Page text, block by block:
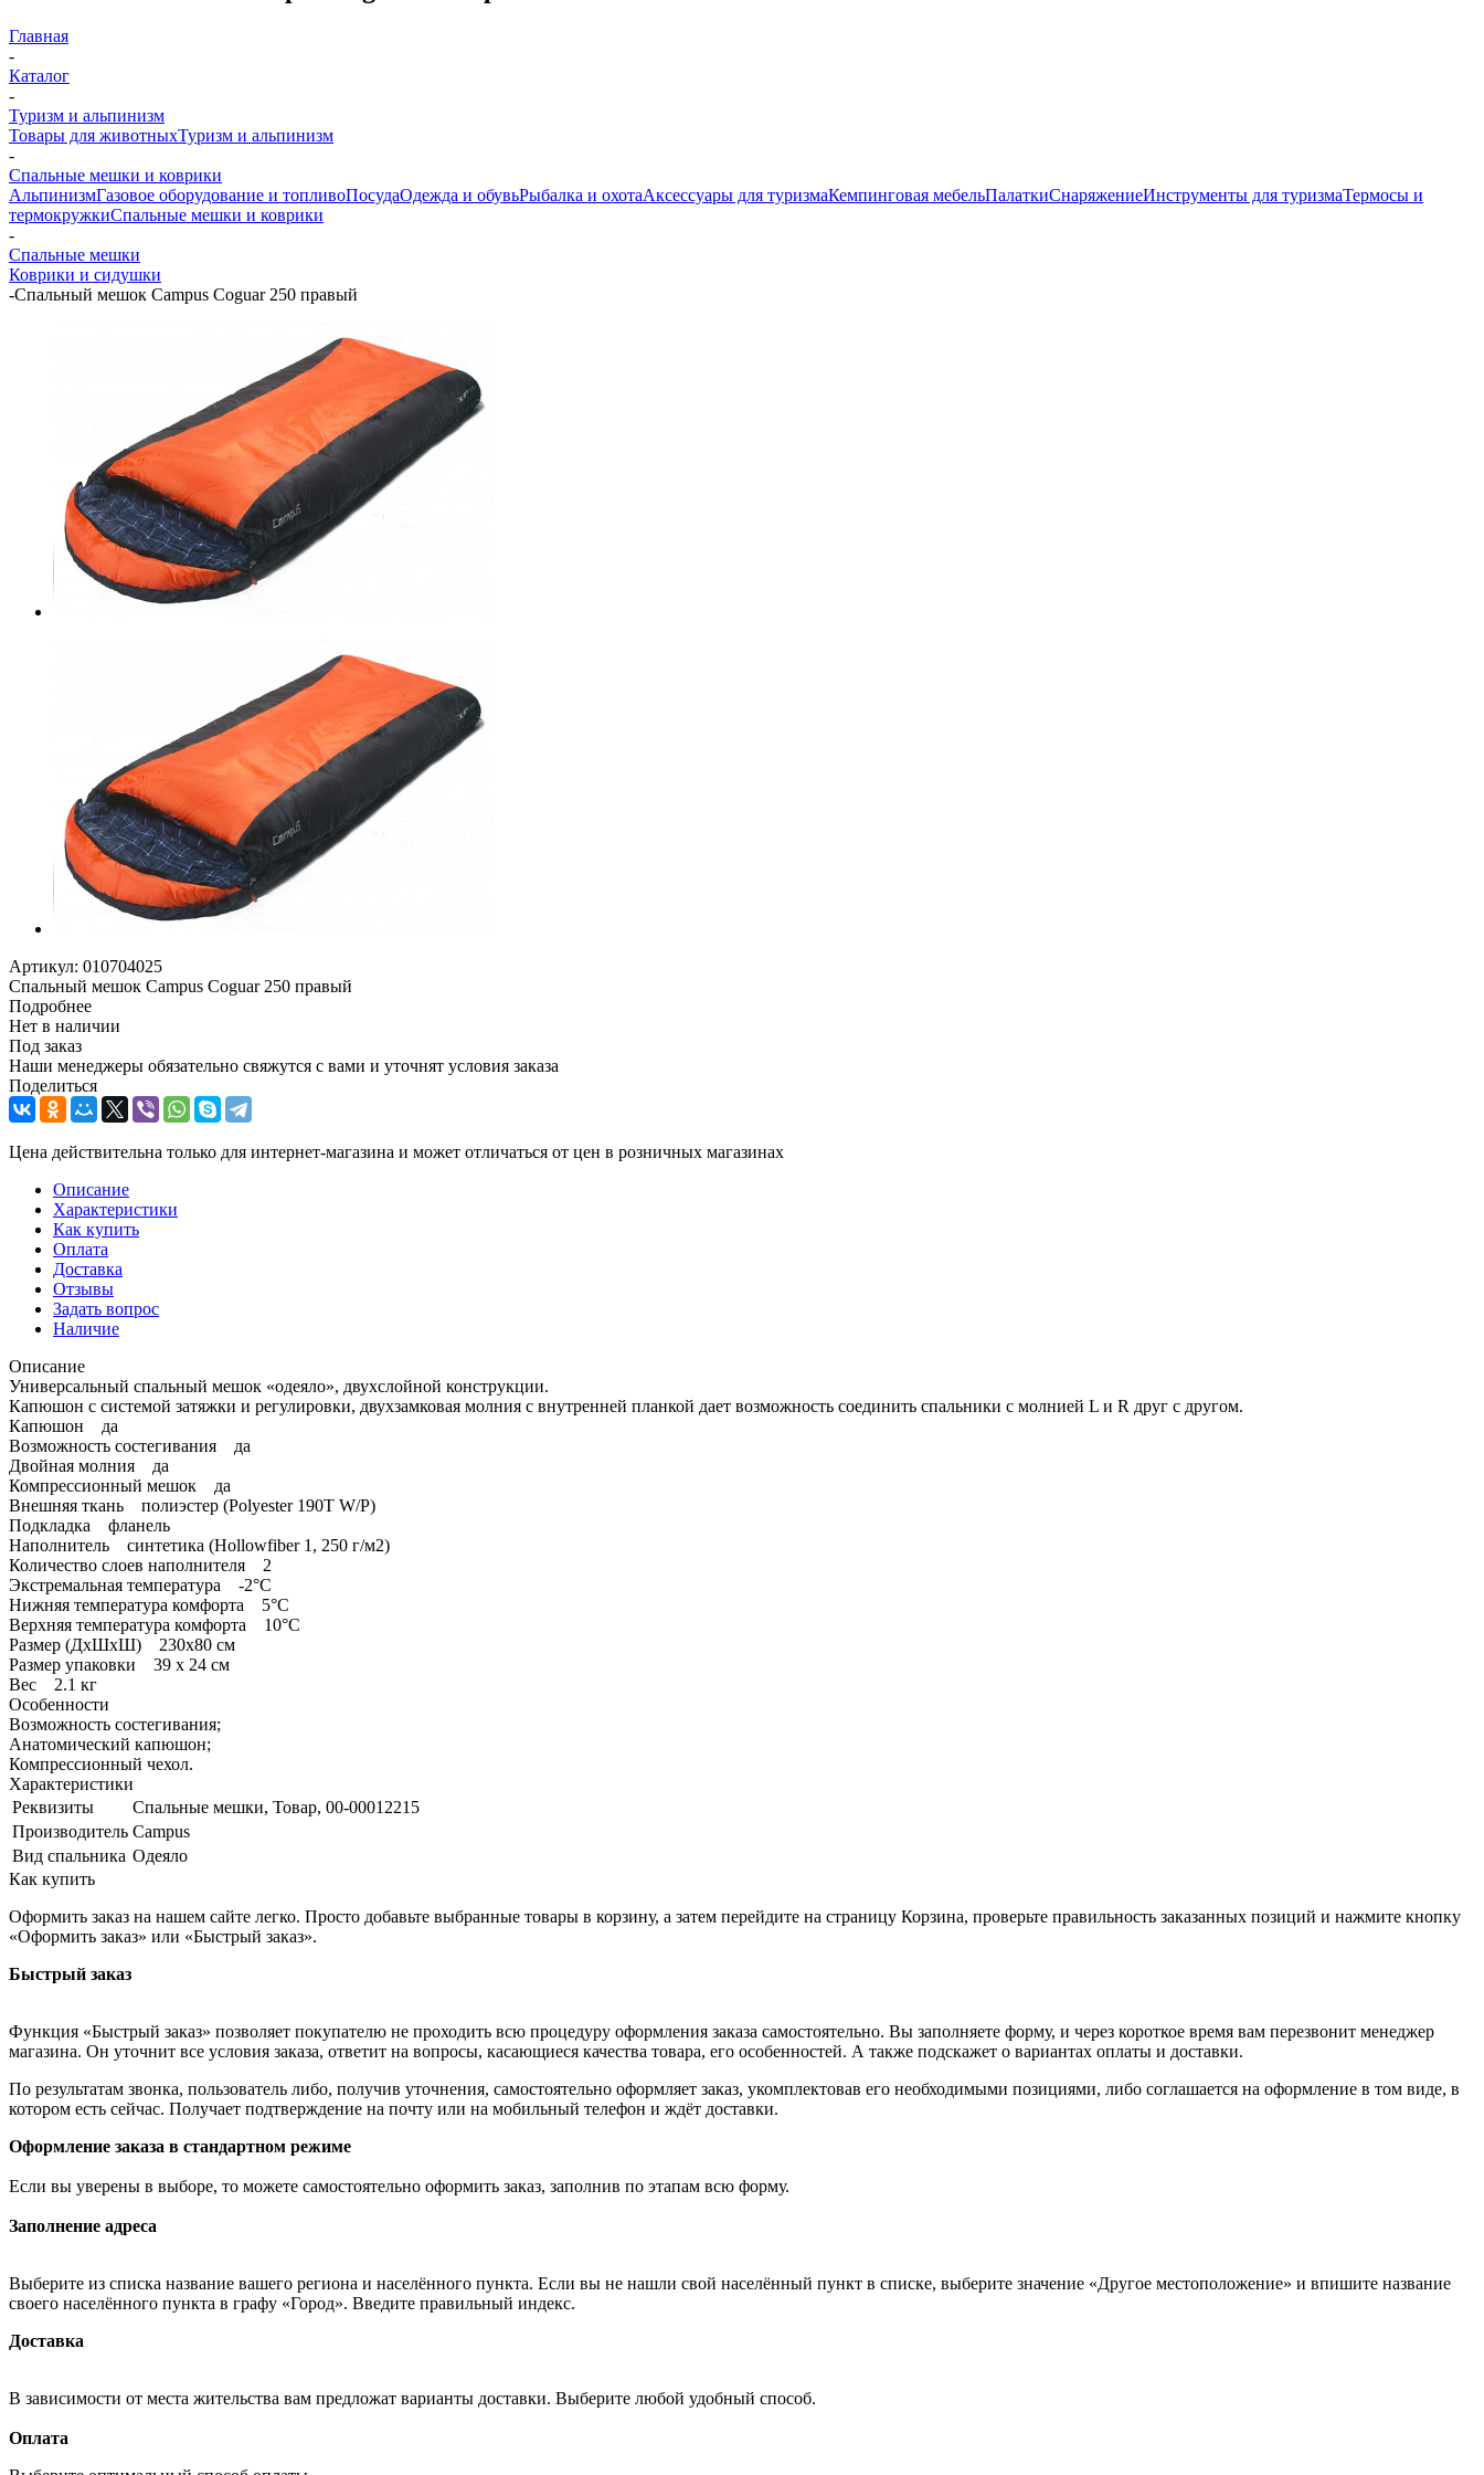
Главная
-
Каталог
-
Туризм и альпинизм
Товары для животныхТуризм и альпинизм
-
Спальные мешки и коврики
АльпинизмГазовое оборудование и топливоПосудаОдежда и обувьРыбалка и охотаАксессуары для туризмаКемпинговая мебельПалаткиСнаряжениеИнструменты для туризмаТермосы и
термокружкиСпальные мешки и коврики
-
Спальные мешки
Коврики и сидушки
-Спальный мешок Campus Coguar 250 правый
Артикул: 010704025
Спальный мешок Campus Coguar 250 правый
Подробнее
Нет в наличии
Под заказ
Наши менеджеры обязательно свяжутся с вами и уточнят условия заказа
Поделиться
Цена действительна только для интернет-магазина и может отличаться от цен в розничных магазинах
Описание
Характеристики
Как купить
Оплата
Доставка
Отзывы
Задать вопрос
Наличие
Описание
Универсальный спальный мешок «одеяло», двухслойной конструкции.
Капюшон с системой затяжки и регулировки, двухзамковая молния с внутренней планкой дает возможность соединить спальники с молнией L и R друг с другом.
Капюшон да
Возможность состегивания да
Двойная молния да
Компрессионный мешок да
Внешняя ткань полиэстер (Polyester 190T W/P)
Подкладка фланель
Наполнитель синтетика (Hollowfiber 1, 250 г/м2)
Количество слоев наполнителя 2
Экстремальная температура -2°С
Нижняя температура комфорта 5°С
Верхняя температура комфорта 10°С
Размер (ДxШxШ) 230x80 см
Размер упаковки 39 х 24 см
Вес 2.1 кг
Особенности
Возможность состегивания;
Анатомический капюшон;
Компрессионный чехол.
Характеристики
Реквизиты
Спальные мешки, Товар, 00-00012215
Производитель Campus
Вид спальника Одеяло
Как купить
Оформить заказ на нашем сайте легко. Просто добавьте выбранные товары в корзину, а затем перейдите на страницу Корзина, проверьте правильность заказанных позиций и нажмите кнопку
«Оформить заказ» или «Быстрый заказ».
Быстрый заказ
Функция «Быстрый заказ» позволяет покупателю не проходить всю процедуру оформления заказа самостоятельно. Вы заполняете форму, и через короткое время вам перезвонит менеджер
магазина. Он уточнит все условия заказа, ответит на вопросы, касающиеся качества товара, его особенностей. А также подскажет о вариантах оплаты и доставки.
По результатам звонка, пользователь либо, получив уточнения, самостоятельно оформляет заказ, укомплектовав его необходимыми позициями, либо соглашается на оформление в том виде, в
котором есть сейчас. Получает подтверждение на почту или на мобильный телефон и ждёт доставки.
Оформление заказа в стандартном режиме
Если вы уверены в выборе, то можете самостоятельно оформить заказ, заполнив по этапам всю форму.
Заполнение адреса
Выберите из списка название вашего региона и населённого пункта. Если вы не нашли свой населённый пункт в списке, выберите значение «Другое местоположение» и впишите название
своего населённого пункта в графу «Город». Введите правильный индекс.
Доставка
В зависимости от места жительства вам предложат варианты доставки. Выберите любой удобный способ.
Оплата